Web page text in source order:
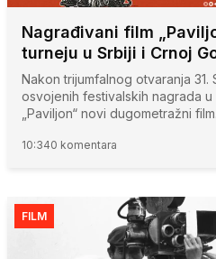
Nagrađivani film
turneju u Srbiji i Crnoj
Nakon trijumfalnog otvaranja 31.
osvojenih festivalskih nagrada u
„Paviljon“ novi dugometražni
10:340 komentara
FILM